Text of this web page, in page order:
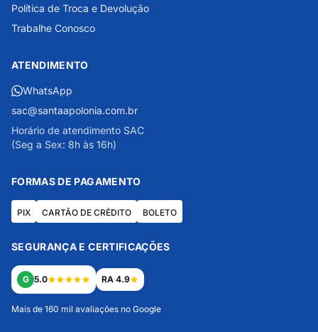
Política de Troca e Devolução
Trabalhe Conosco
ATENDIMENTO
WhatsApp
sac@santaapolonia.com.br
Horário de atendimento SAC
(Seg a Sex: 8h às 16h)
FORMAS DE PAGAMENTO
PIX CARTÃO DE CRÉDITO BOLETO
SEGURANÇA E CERTIFICAÇÕES
G 5.0 RA 4.9
Mais de 160 mil avaliações no Google